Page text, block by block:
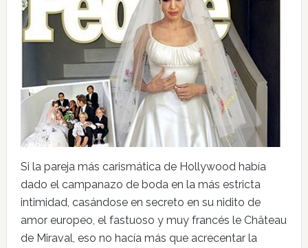
Si la pareja más carismática de Hollywood había
dado el campanazo de boda en la más estricta
intimidad, casándose en secreto en su nidito de
amor europeo, el fastuoso y muy francés le Château
de Miraval, eso no hacía más que acrecentar la